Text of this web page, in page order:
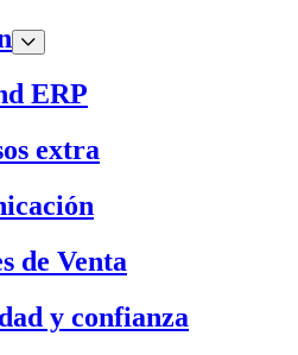
ERP
extra
de Venta
y confianza